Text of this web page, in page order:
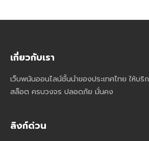
เกี่ยวกับเรา
เว็บพนันออนไลน์ชั้นนำของประเทศไทย ให้บริ
สล็อต ครบวงจร ปลอดภัย มั่นคง
ลิงก์ด่วน